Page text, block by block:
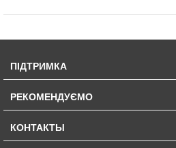
ПІДТРИМКА
РЕКОМЕНДУЄМО
КОНТАКТЫ